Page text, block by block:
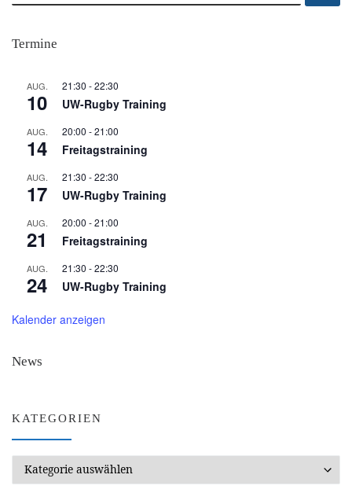
Termine
AUG.
10
21:30 -22:30
UW-Rugby Training
AUG.
14
20:00 -21:00
Freitagstraining
AUG.
17
21:30 -22:30
UW-Rugby Training
AUG.
21
20:00 -21:00
Freitagstraining
AUG.
24
21:30 -22:30
UW-Rugby Training
Kalender anzeigen
News
KATEGORIEN